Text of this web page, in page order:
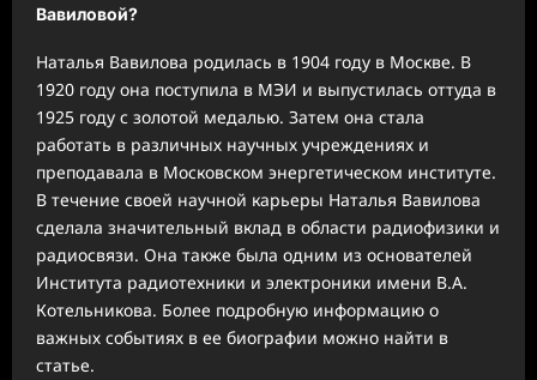
Вавиловой?
Наталья Вавилова родилась в 1904 году в Москве. В
1920 году она поступила в МЭИ и выпустилась оттуда в
1925 году с золотой медалью. Затем она стала
работать в различных научных учреждениях и
преподавала в Московском энергетическом институте.
В течение своей научной карьеры Наталья Вавилова
сделала значительный вклад в области радиофизики и
радиосвязи. Она также была одним из основателей
Института радиотехники и электроники имени В.А.
Котельникова. Более подробную информацию о
важных событиях в ее биографии можно найти в
статье.